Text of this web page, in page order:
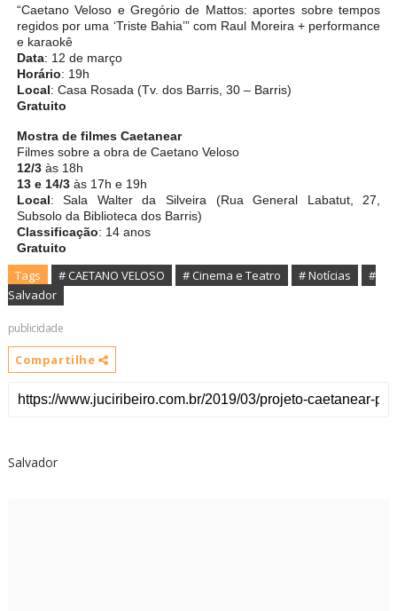
“Caetano Veloso e Gregório de Mattos: aportes sobre tempos
regidos por uma ‘Triste Bahia’” com Raul Moreira + performance
e karaokê
Data: 12 de março
Horário: 19h
Local: Casa Rosada (Tv. dos Barris, 30 – Barris)
Gratuito
Mostra de filmes Caetanear
Filmes sobre a obra de Caetano Veloso
12/3às 18h
13 e 14/3às 17h e 19h
Local: Sala Walter da Silveira (Rua General Labatut, 27,
Subsolo da Biblioteca dos Barris)
Classificação: 14 anos
Gratuito
Tags # CAETANO VELOSO # Cinema e Teatro # Notícias
#
Salvador
publicidade
Compartilhe
Salvador